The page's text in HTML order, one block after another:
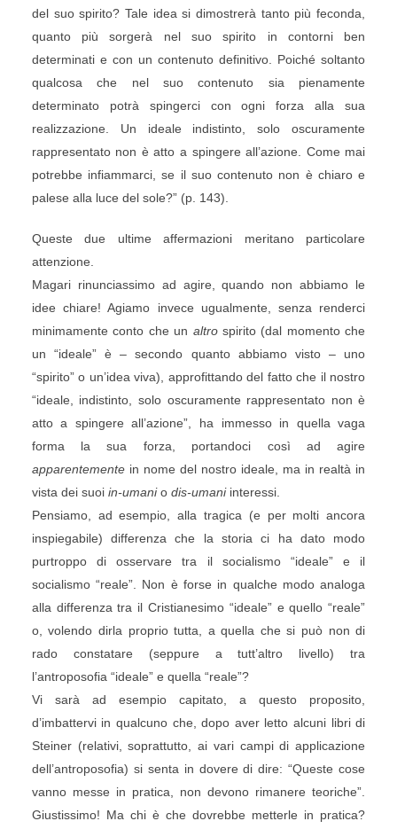
del suo spirito? Tale idea si dimostrerà tanto più feconda,
quanto più sorgerà nel suo spirito in contorni ben
determinati e con un contenuto definitivo. Poiché soltanto
qualcosa che nel suo contenuto sia pienamente
determinato potrà spingerci con ogni forza alla sua
realizzazione. Un ideale indistinto, solo oscuramente
rappresentato non è atto a spingere all’azione. Come mai
potrebbe infiammarci, se il suo contenuto non è chiaro e
palese alla luce del sole?” (p. 143).
Queste due ultime affermazioni meritano particolare
attenzione.
Magari rinunciassimo ad agire, quando non abbiamo le
idee chiare! Agiamo invece ugualmente, senza renderci
minimamente conto che un altrospirito (dal momento che
un “ideale” è – secondo quanto abbiamo visto – uno
“spirito” o un’idea viva), approfittando del fatto che il nostro
“ideale, indistinto, solo oscuramente rappresentato non è
atto a spingere all’azione”, ha immesso in quella vaga
forma la sua forza, portandoci così ad agire
apparentementein nome del nostro ideale, ma in realtà in
vista dei suoi in-umanio dis-umaniinteressi.
Pensiamo, ad esempio, alla tragica (e per molti ancora
inspiegabile) differenza che la storia ci ha dato modo
purtroppo di osservare tra il socialismo “ideale” e il
socialismo “reale”. Non è forse in qualche modo analoga
alla differenza tra il Cristianesimo “ideale” e quello “reale”
o, volendo dirla proprio tutta, a quella che si può non di
rado constatare (seppure a tutt’altro livello) tra
l’antroposofia “ideale” e quella “reale”?
Vi sarà ad esempio capitato, a questo proposito,
d’imbattervi in qualcuno che, dopo aver letto alcuni libri di
Steiner (relativi, soprattutto, ai vari campi di applicazione
dell’antroposofia) si senta in dovere di dire: “Queste cose
vanno messe in pratica, non devono rimanere teoriche”.
Giustissimo! Ma chi è che dovrebbe metterle in pratica?